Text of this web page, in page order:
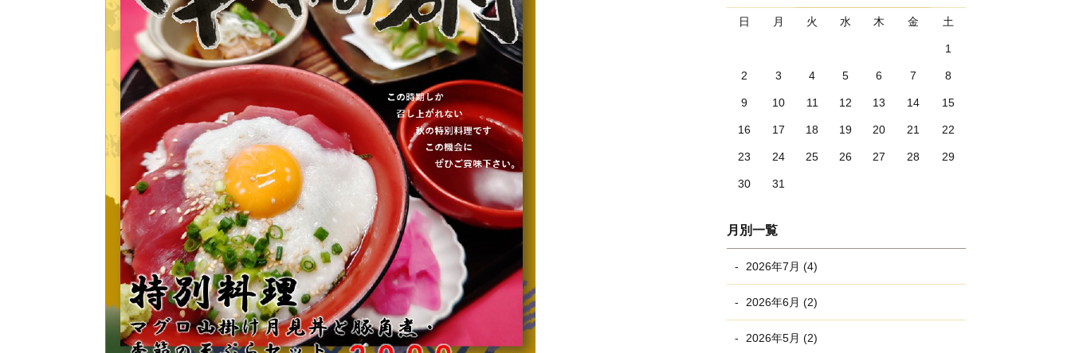
日 月 火 水 木 金 土
1
2 3 4 5 6 7 8
9 10 11 12 13 14 15
16 17 18 19 20 21 22
23 24 25 26 27 28 29
30 31
月別一覧
2026年7月 (4)
2026年6月 (2)
2026年5月 (2)